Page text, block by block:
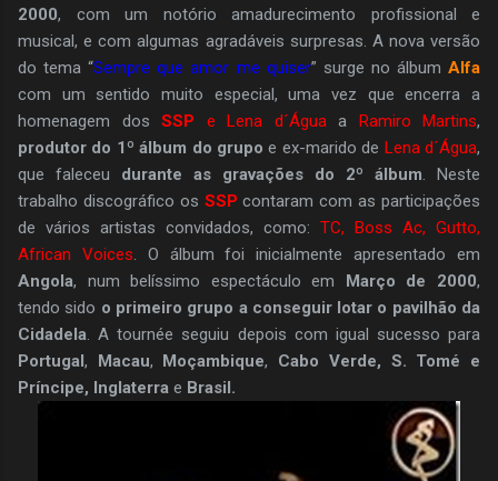
2000, com um notório amadurecimento profissional e
musical, e com algumas agradáveis surpresas. A nova versão
do tema “Sempre que amor me quiser” surge no álbumAlfa
com um sentido muito especial, uma vez que encerra a
homenagem dos SSP e Lena d´Águaa Ramiro Martins,
produtor do 1º álbum do grupo e ex-marido de Lena d´Água,
que faleceu durante as gravações do 2º álbum. Neste
trabalho discográfico os SSP contaram com as participações
de vários artistas convidados, como: TC, Boss Ac, Gutto,
African Voices. O álbum foi inicialmente apresentado em
Angola, num belíssimo espectáculo em Março de 2000,
tendo sido o primeiro grupo a conseguir lotar o pavilhão da
Cidadela. A tournée seguiu depois com igual sucesso para
Portugal, Macau, Moçambique, Cabo Verde, S. Tomé e
Príncipe, Inglaterra e Brasil.